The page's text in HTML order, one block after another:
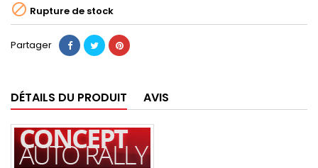
 Rupture de stock
Partager
DÉTAILS DU PRODUIT AVIS